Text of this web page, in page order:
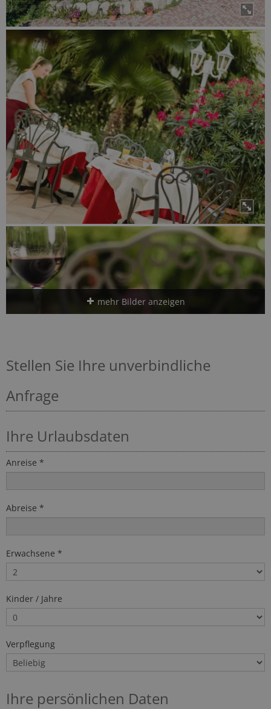
mehr Bilder anzeigen
Stellen Sie Ihre unverbindliche
Anfrage
Ihre Urlaubsdaten
Anreise *
Abreise *
Erwachsene *
Kinder / Jahre
Verpflegung
Ihre persönlichen Daten